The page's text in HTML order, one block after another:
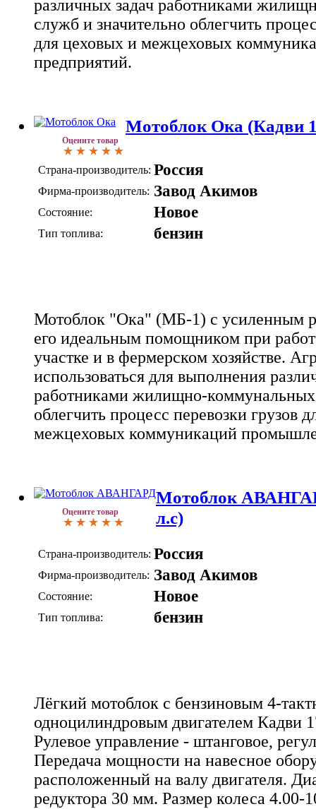
различных задач работниками
служб и значительно облегчить
для цеховых и межцеховых
предприятий.
Оцените товар
Мотоблок Ока (Кадви
Страна-производитель: Россия
Фирма-производитель: Завод Акимов
Состояние: Новое
Тип топлива: бензин
Мотоблок "Ока" (МБ-1) с усиленным
его идеальным помощником при
участке и в фермерском хозяйстве.
использоваться для выполнения
работниками жилищно-коммунальных
облегчить процесс перевозки грузов
межцеховых коммуникаций
Оцените товар
Мотоблок
л.с)
Страна-производитель: Россия
Фирма-производитель: Завод Акимов
Состояние: Новое
Тип топлива: бензин
Лёгкий мотоблок с бензиновым 4-
одноцилиндровым двигателем Кадви
Рулевое управление - штанговое,
Передача мощности на навесное
расположенный на валу двигателя.
редуктора 30 мм. Размер колеса 4.00-